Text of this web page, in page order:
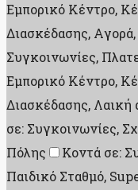
Εμπορικό Κέντρο,
Διασκέδασης,
Συγκοινωνίες,
Εμπορικό Κέντρο,
Διασκέδασης, Λαική
σε: Συγκοινωνίες,
Πόλης
Κοντά σε:
Παιδικό Σταθμό,